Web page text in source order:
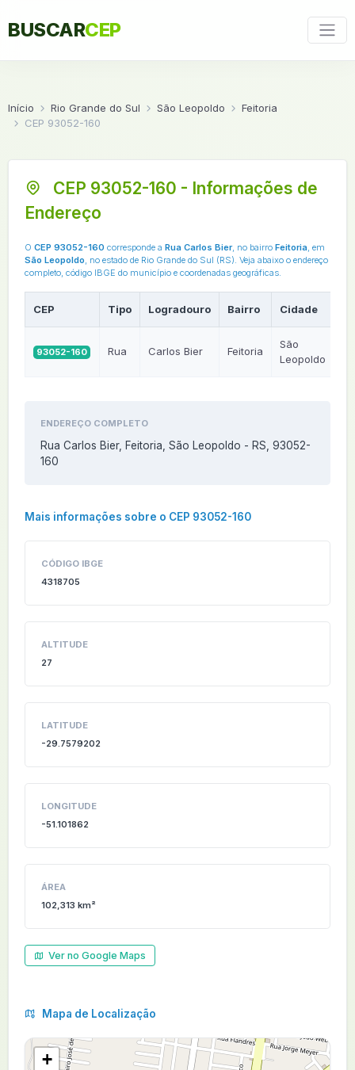
BUSCARCEP
Início Rio Grande do Sul São Leopoldo
Feitoria
CEP 93052-160
CEP 93052-160 - Informações de
Endereço
O CEP 93052-160 corresponde a Rua Carlos Bier, no bairro Feitoria, em
São Leopoldo, no estado de Rio Grande do Sul (RS). Veja abaixo o endereço
completo, código IBGE do município e coordenadas geográficas.
CEP Tipo Logradouro Bairro Cidade
93052-160 Rua Carlos Bier Feitoria
São
Leopoldo
ENDEREÇO COMPLETO
Rua Carlos Bier, Feitoria, São Leopoldo - RS, 93052-
160
Mais informações sobre o CEP 93052-160
CÓDIGO IBGE
4318705
ALTITUDE
27
LATITUDE
-29.7579202
LONGITUDE
-51.101862
ÁREA
102,313 km²
Ver no Google Maps
Mapa de Localização
+